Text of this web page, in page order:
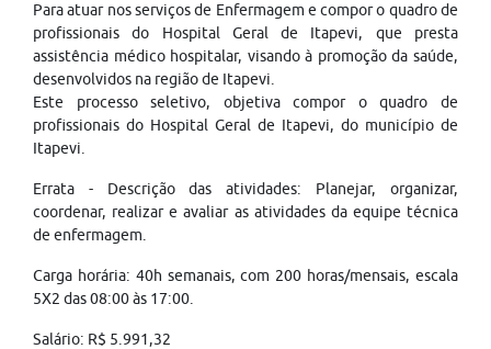
Para atuar nos serviços de Enfermagem e compor o quadro de
profissionais do Hospital Geral de Itapevi, que presta
assistência médico hospitalar, visando à promoção da saúde,
desenvolvidos na região de Itapevi.
Este processo seletivo, objetiva compor o quadro de
profissionais do Hospital Geral de Itapevi, do município de
Itapevi.
Errata - Descrição das atividades: Planejar, organizar,
coordenar, realizar e avaliar as atividades da equipe técnica
de enfermagem.
Carga horária: 40h semanais, com 200 horas/mensais, escala
5X2 das 08:00 às 17:00.
Salário: R$ 5.991,32